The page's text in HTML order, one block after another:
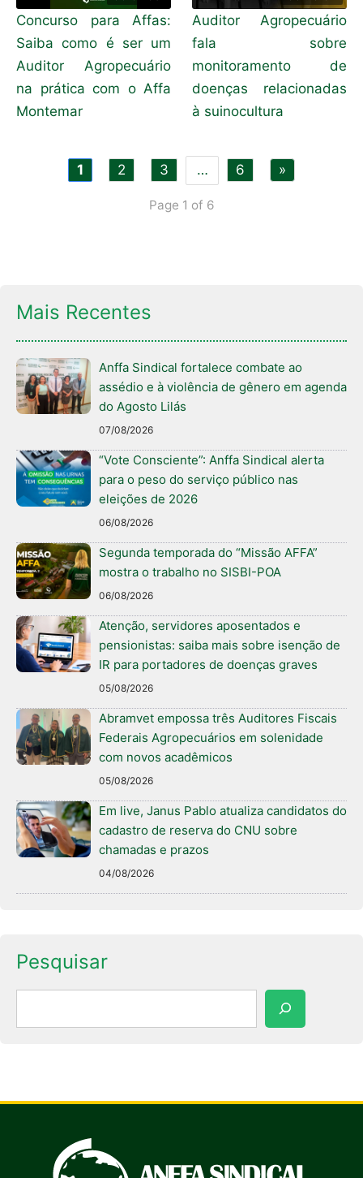
Concurso para Affas:
Saiba como é ser um
Auditor Agropecuário
na prática com o Affa
Montemar
Auditor Agropecuário
fala sobre
monitoramento de
doenças relacionadas
à suinocultura
1 2 3 … 6 »
Page 1 of 6
Mais Recentes
Anffa Sindical fortalece combate ao
assédio e à violência de gênero em agenda
do Agosto Lilás
07/08/2026
“Vote Consciente”: Anffa Sindical alerta
para o peso do serviço público nas
eleições de 2026
06/08/2026
Segunda temporada do “Missão AFFA”
mostra o trabalho no SISBI-POA
06/08/2026
Atenção, servidores aposentados e
pensionistas: saiba mais sobre isenção de
IR para portadores de doenças graves
05/08/2026
Abramvet empossa três Auditores Fiscais
Federais Agropecuários em solenidade
com novos acadêmicos
05/08/2026
Em live, Janus Pablo atualiza candidatos do
cadastro de reserva do CNU sobre
chamadas e prazos
04/08/2026
Pesquisar